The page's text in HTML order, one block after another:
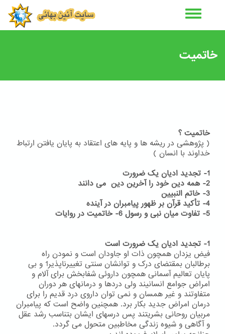
خاتمیت
خاتمیت ؟
( پژوهشی در ریشه ها و پایه های اعتقاد به پایان یافتن ارتباط
خداوند با انسان )
1- تجدید ادیان یک ضرورت
2- همه دین خود را آخرین دین می دانند
3- خاتم النبیین
4- تأکید قرآن بر ظهور پیامبران در آینده
5- تفاوت میان نبی و رسول
6- خاتمیت در روایات
1- تجدید ادیان یک ضرورت است
فیض یزدان همچون ذات او جاودان است و نمودن راه
برطالبان بمقتضای درک و توانشان سنتی تغییرناپذیر1 و بی
پایان تعالیم آسمانی همچون داروئی شفابخش برای آلام و
امراض جوامع انسانیند ولی دردها و درمانهای هر دوران
متفاوتند و غیر همسان و نمی توان داروی درد قدیم را برای
درمان امراض جدید بکار برد. همچنین واضح است که پیامبران
مربیان روحانی بشریتند پس درسهای ایشان بتناسب رشد عقل
و آگاهی و شیوه زندگی مخاطبین متحول می گردد.